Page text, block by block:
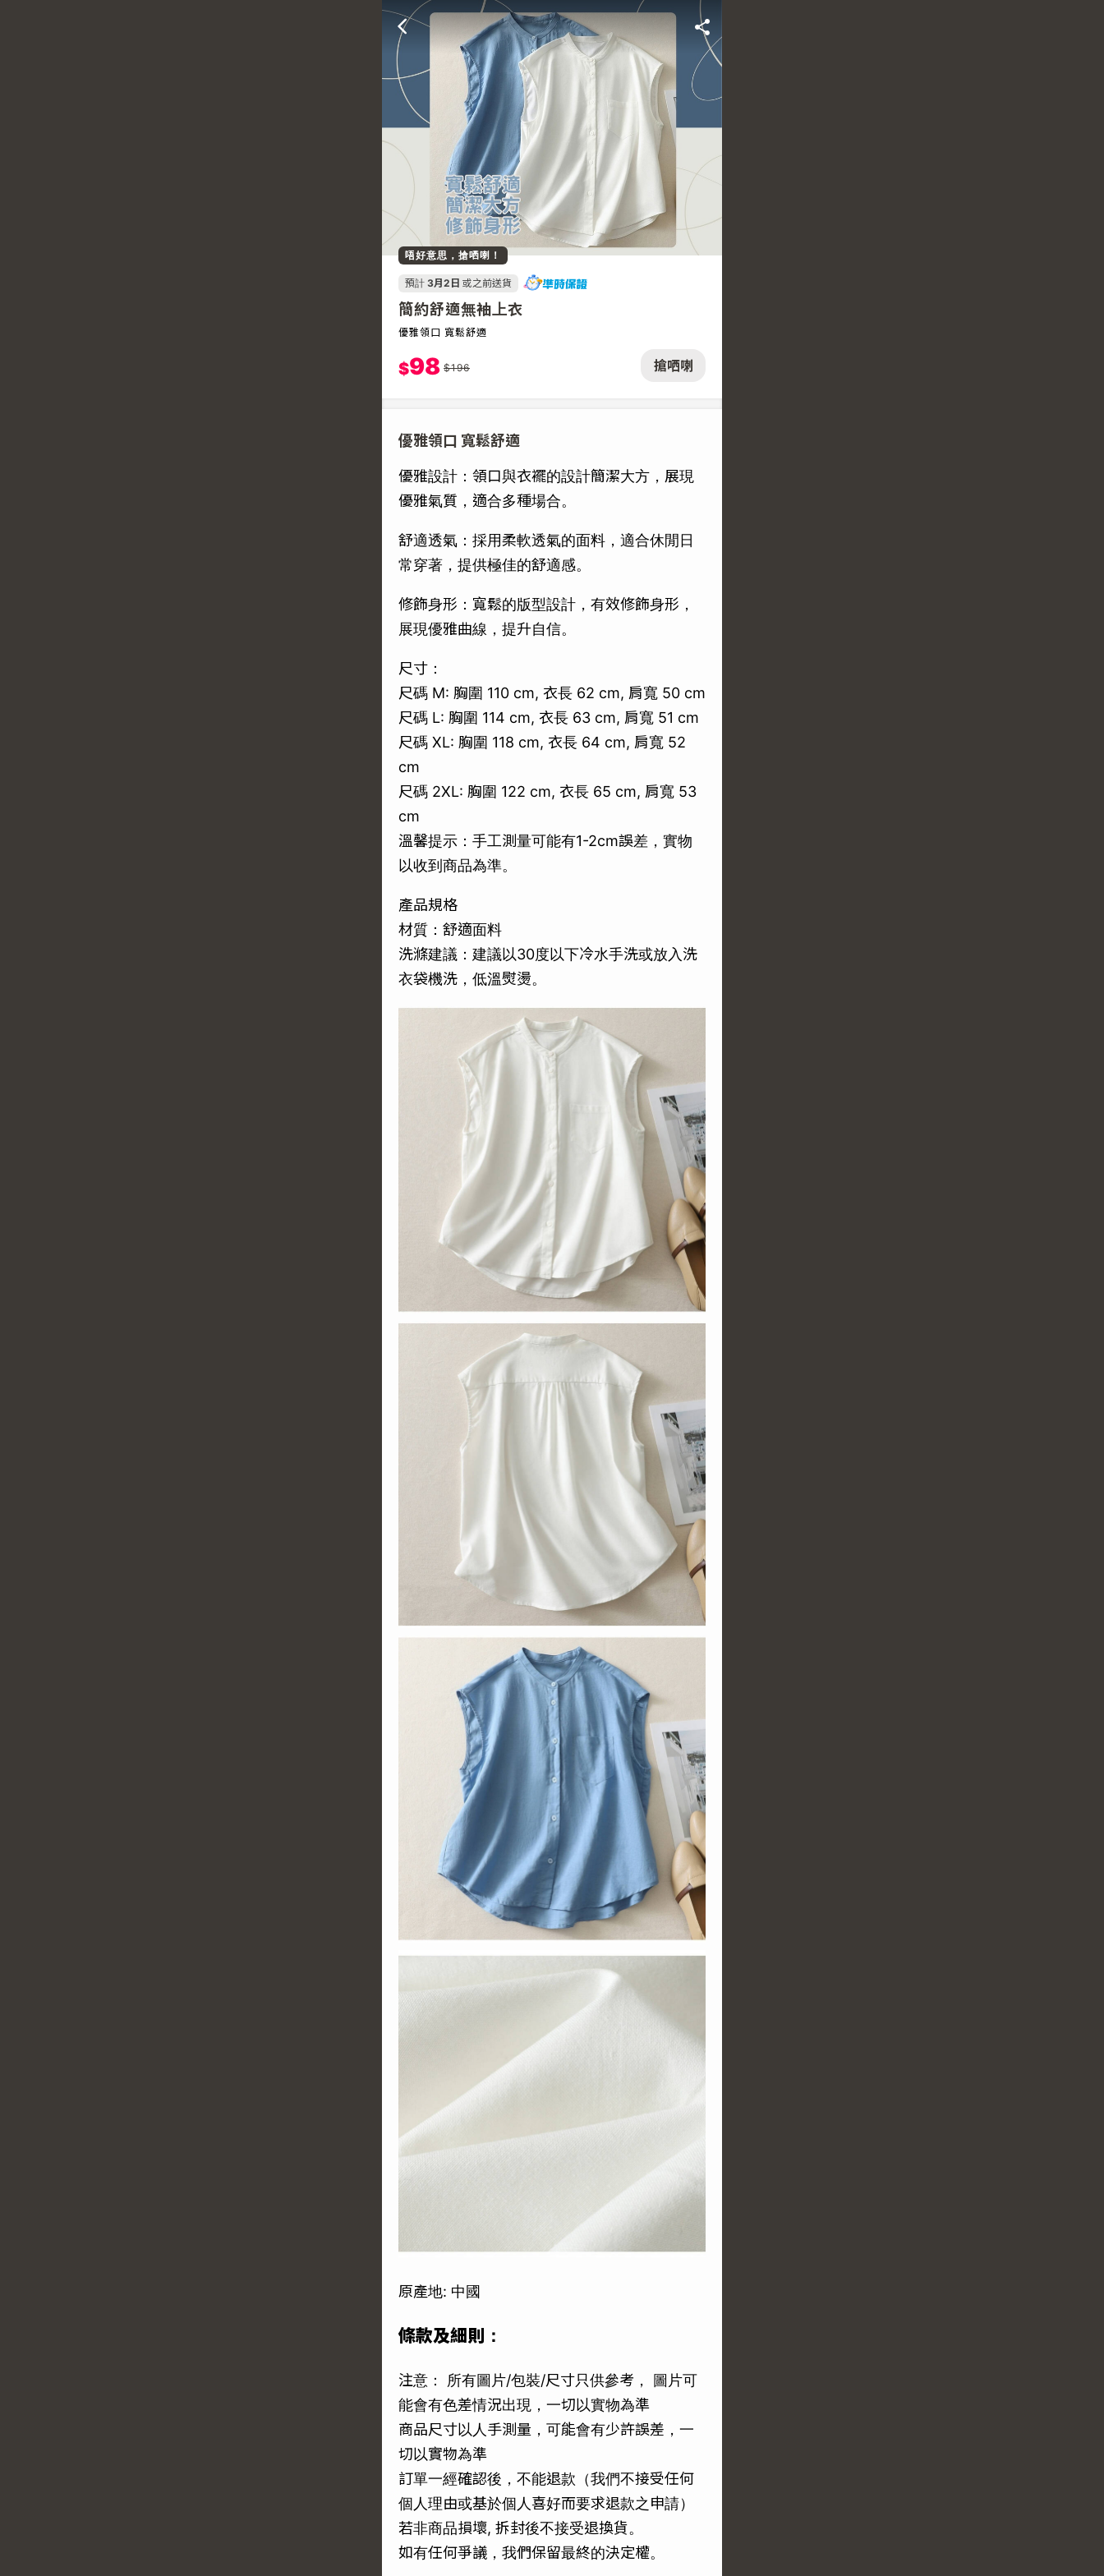
搶哂喇
唔好意思，搶哂喇！
預計 3月2日 或之前送貨
簡約舒適無袖上衣
優雅領口 寬鬆舒適
$98 $196
優雅領口 寬鬆舒適
優雅設計：領口與衣襬的設計簡潔大方，展現
優雅氣質，適合多種場合。
舒適透氣：採用柔軟透氣的面料，適合休閒日
常穿著，提供極佳的舒適感。
修飾身形：寬鬆的版型設計，有效修飾身形，
展現優雅曲線，提升自信。
尺寸：
尺碼 M: 胸圍 110 cm, 衣長 62 cm, 肩寬 50 cm
尺碼 L: 胸圍 114 cm, 衣長 63 cm, 肩寬 51 cm
尺碼 XL: 胸圍 118 cm, 衣長 64 cm, 肩寬 52
cm
尺碼 2XL: 胸圍 122 cm, 衣長 65 cm, 肩寬 53
cm
溫馨提示：手工測量可能有1-2cm誤差，實物
以收到商品為準。
產品規格
材質：舒適面料
洗滌建議：建議以30度以下冷水手洗或放入洗
衣袋機洗，低溫熨燙。
原產地: 中國
條款及細則：
注意： 所有圖片/包裝/尺寸只供參考， 圖片可
能會有色差情況出現，一切以實物為準
商品尺寸以人手測量，可能會有少許誤差，一
切以實物為準
訂單一經確認後，不能退款（我們不接受任何
個人理由或基於個人喜好而要求退款之申請）
若非商品損壞, 拆封後不接受退換貨。
如有任何爭議，我們保留最終的決定權。